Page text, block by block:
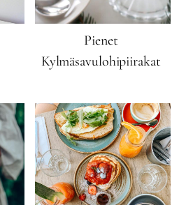
Pienet
Kylmäsavulohipiirakat